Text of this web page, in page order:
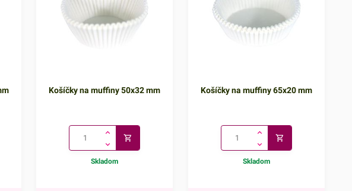
Košíčky na muffiny 50x32 mm
Skladom
Košíčky na muffiny 65x20 mm
Skladom